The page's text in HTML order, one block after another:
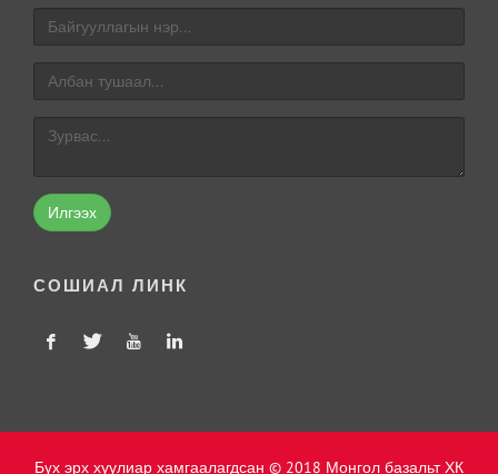
Илгээх
СОШИАЛ ЛИНК
Бүх эрх хуулиар хамгаалагдсан © 2018 Монгол базальт ХК